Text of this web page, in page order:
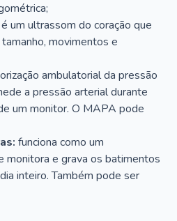
é um ultrassom do coração que
movimentos e
ambulatorial da pressão
a pressão arterial durante
um monitor. O MAPA pode
funciona como um
monitora e grava os batimentos
inteiro. Também pode ser